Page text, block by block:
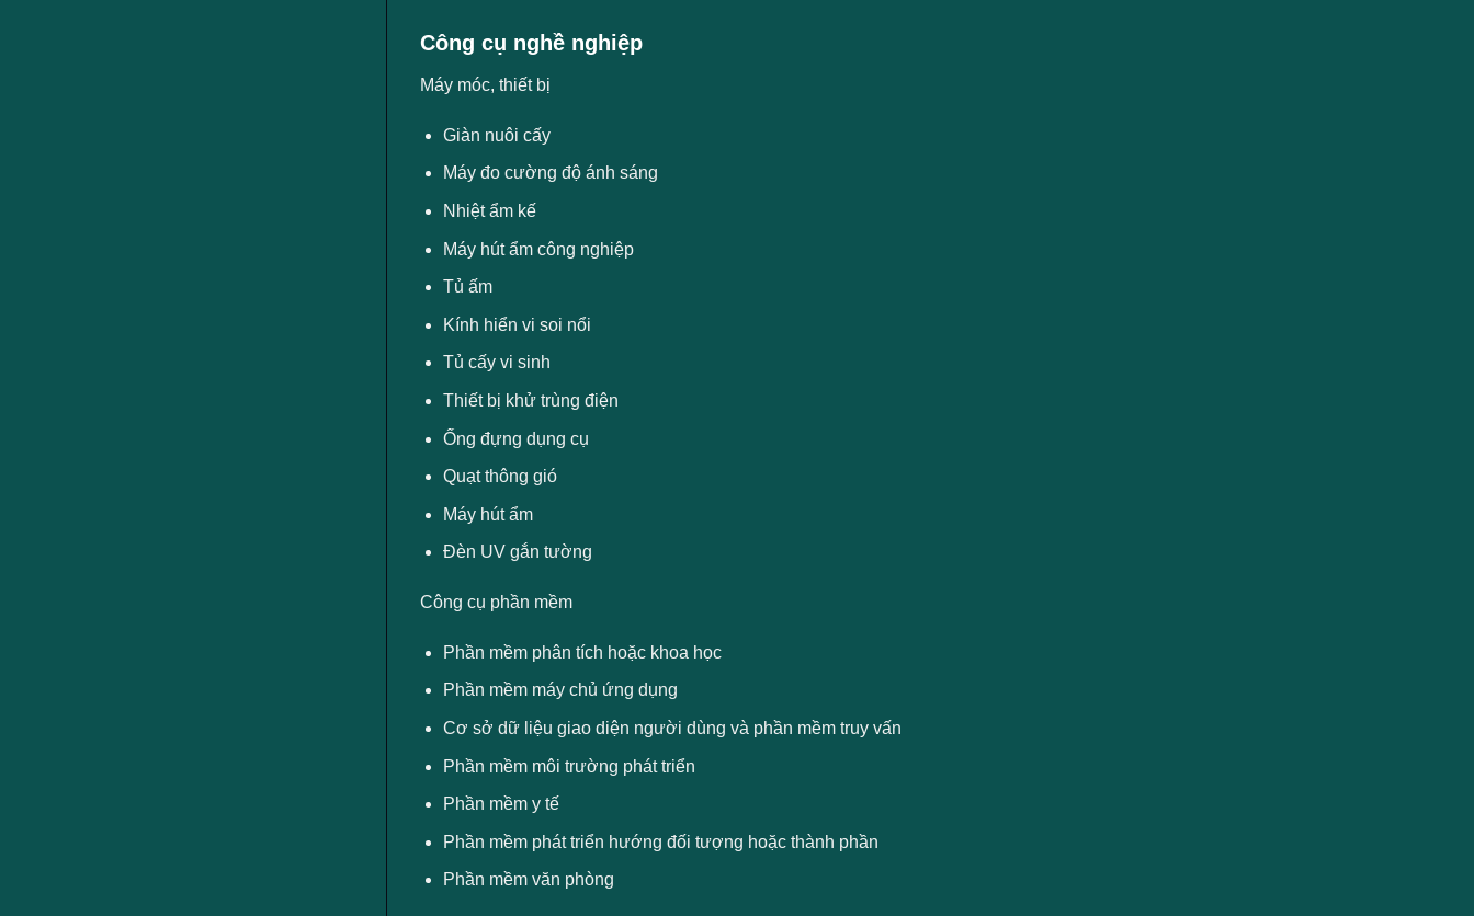
Công cụ nghề nghiệp
Máy móc, thiết bị
Giàn nuôi cấy
Máy đo cường độ ánh sáng
Nhiệt ẩm kế
Máy hút ẩm công nghiệp
Tủ ấm
Kính hiển vi soi nổi
Tủ cấy vi sinh
Thiết bị khử trùng điện
Ống đựng dụng cụ
Quạt thông gió
Máy hút ẩm
Đèn UV gắn tường
Công cụ phần mềm
Phần mềm phân tích hoặc khoa học
Phần mềm máy chủ ứng dụng
Cơ sở dữ liệu giao diện người dùng và phần mềm truy vấn
Phần mềm môi trường phát triển
Phần mềm y tế
Phần mềm phát triển hướng đối tượng hoặc thành phần
Phần mềm văn phòng